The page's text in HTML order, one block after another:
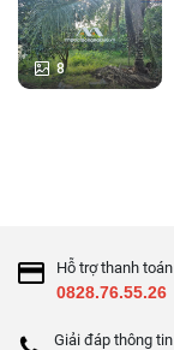
8
Hỗ trợ thanh toán
0828.76.55.26
Giải đáp thông tin